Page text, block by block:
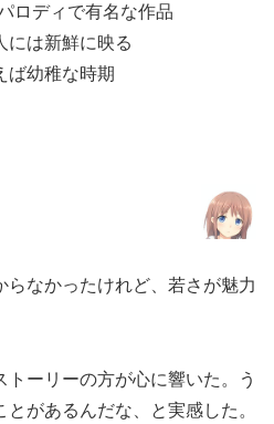
ロディで有名な作品
には新鮮に映る
ば幼稚な時期
なかったけれど、若さが魅力
トーリーの方が心に響いた。う
があるんだな、と実感した。